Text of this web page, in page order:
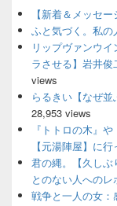
サ
イ
バ
ィ
ェ
エ
ア
【新着＆メッセ
ふと気づく。私の
リップヴァンウ
ラさせる】岩井
views
らるきい【なぜ並
28,953 views
『トトロの木』
【元湯陣屋】に
君の縄。【久しぶ
とのない人へのレ
戦争と一人の女